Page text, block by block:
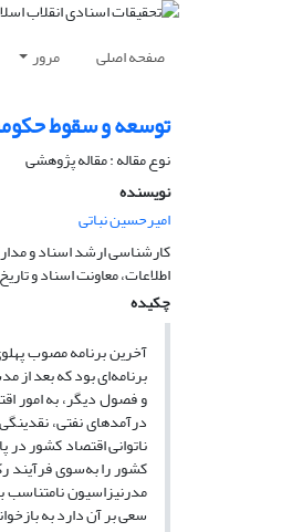
صفحه اصلی مرور
توسعه و سقوط
نوع مقاله : مقاله پژوهشی
نویسنده
امیرحسین نباتی
کارشناسی ارشد اسناد و
اطلاعات، معاونت اسناد و
چکیده
برنامه‌ای بود که بعد
و فصول دیگر، به امور
درآمدهای نفتی،
ناتوانی اقتصاد کشور در
کشور را به‌سوی فرآیند
مدرنیزاسیون نامتناسب
سعی بر آن دارد به